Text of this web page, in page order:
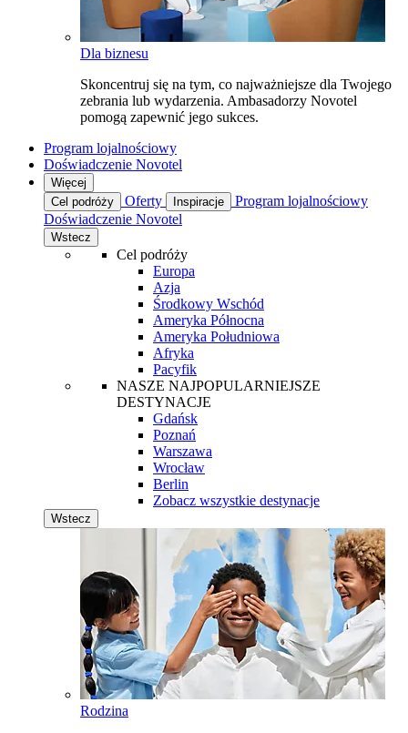
Dla biznesu
Skoncentruj się na tym, co najważniejsze dla Twojego
zebrania lub wydarzenia. Ambasadorzy Novotel
pomogą zapewnić jego sukces.
Program lojalnościowy
Doświadczenie Novotel
Więcej
Cel podróży
Oferty Inspiracje
Program lojalnościowy
Doświadczenie Novotel
Wstecz
Cel podróży
Europa
Azja
Środkowy Wschód
Ameryka Północna
Ameryka Południowa
Afryka
Pacyfik
NASZE NAJPOPULARNIEJSZE
DESTYNACJE
Gdańsk
Poznań
Warszawa
Wrocław
Berlin
Zobacz wszystkie destynacje
Wstecz
Rodzina